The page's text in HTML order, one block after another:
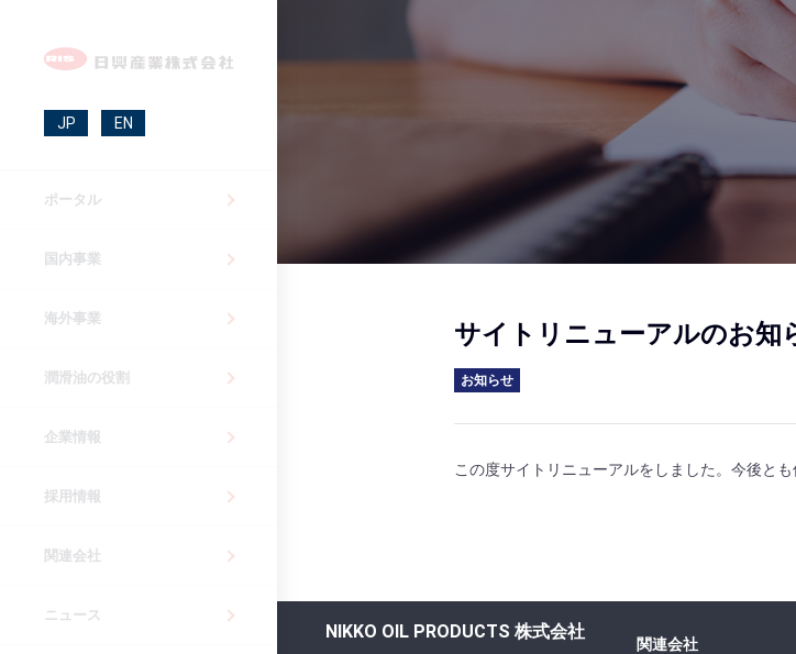
JP EN
ポータル
国内事業
海外事業
潤滑油の役割
企業情報
採用情報
関連会社
ニュース
サイトリニューアルのお知
お知らせ
この度サイトリニューアルをしました。今後と
NIKKO OIL PRODUCTS 株式会社
関連会社